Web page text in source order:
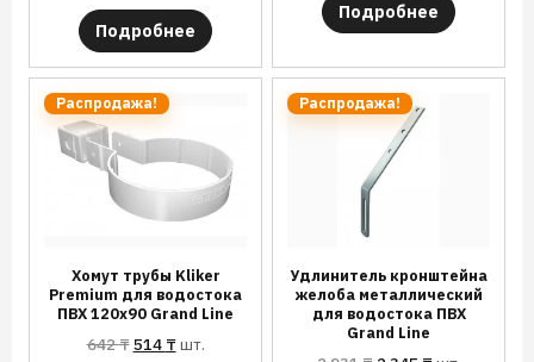
Подробнее
Подробнее
Распродажа!
Хомут трубы Kliker
Premium для водостока
ПВХ 120х90 Grand Line
642₸514 ₸шт.
Распродажа!
Удлинитель кронштейна
желоба металлический
для водостока ПВХ
Grand Line